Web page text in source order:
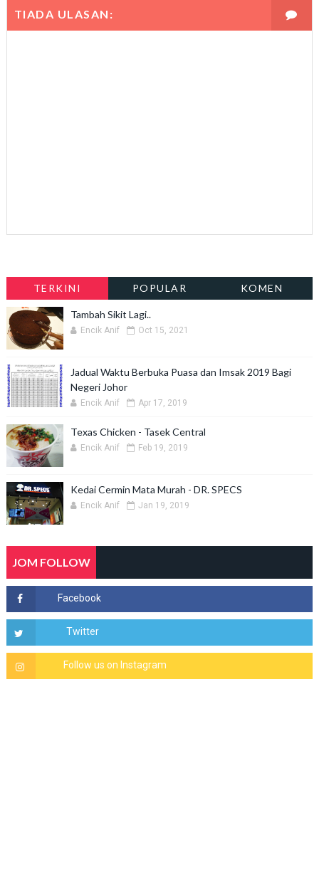
TIADA ULASAN:
TERKINI POPULAR KOMEN
Tambah Sikit Lagi..
Encik Anif Oct 15, 2021
Jadual Waktu Berbuka Puasa dan Imsak 2019 Bagi
Negeri Johor
Encik Anif Apr 17, 2019
Texas Chicken - Tasek Central
Encik Anif Feb 19, 2019
Kedai Cermin Mata Murah - DR. SPECS
Encik Anif Jan 19, 2019
JOM FOLLOW